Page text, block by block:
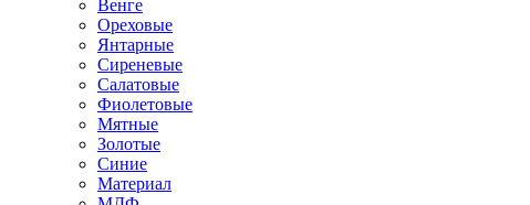
Венге
Ореховые
Янтарные
Сиреневые
Салатовые
Фиолетовые
Мятные
Золотые
Синие
Материал